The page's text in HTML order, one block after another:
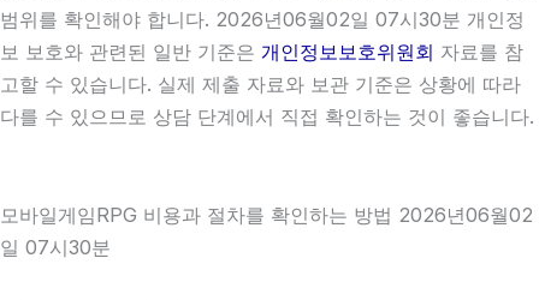
범위를 확인해야 합니다. 2026년06월02일 07시30분 개인정
보 보호와 관련된 일반 기준은 개인정보보호위원회 자료를 참
고할 수 있습니다. 실제 제출 자료와 보관 기준은 상황에 따라
다를 수 있으므로 상담 단계에서 직접 확인하는 것이 좋습니다.
모바일게임RPG 비용과 절차를 확인하는 방법 2026년06월02
일 07시30분